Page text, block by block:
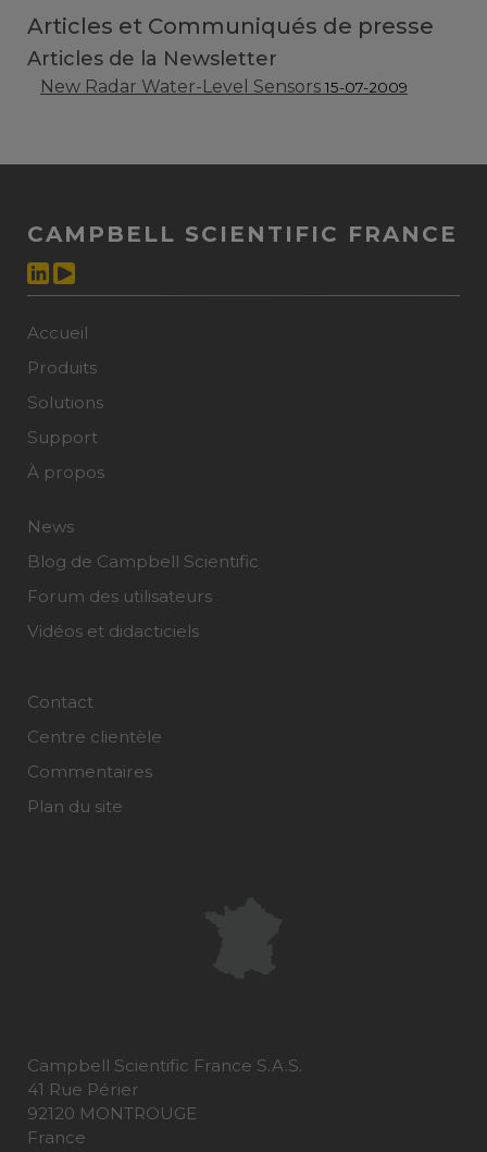
Articles et Communiqués de presse
Articles de la Newsletter
New Radar Water-Level Sensors 15-07-2009
CAMPBELL SCIENTIFIC FRANCE
Accueil
Produits
Solutions
Support
À propos
News
Blog de Campbell Scientific
Forum des utilisateurs
Vidéos et didacticiels
Contact
Centre clientèle
Commentaires
Plan du site
Campbell Scientific France S.A.S.
41 Rue Périer
92120 MONTROUGE
France